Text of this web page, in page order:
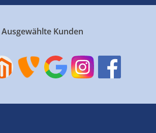
Ausgewählte Kunden